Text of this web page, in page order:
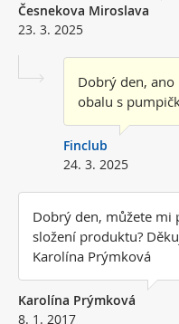
Česnekova Miroslava
23. 3. 2025
Dobrý den,
obalu s
Finclub
24. 3. 2025
Dobrý den, můžete
složení produktu?
Karolína Prýmková
Karolína Prýmková
8. 1. 2017